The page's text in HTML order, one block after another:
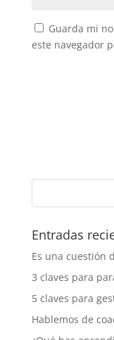
Guarda mi
este navegador
Entradas
Es una cuestión
3 claves para
5 claves para
Hablemos de